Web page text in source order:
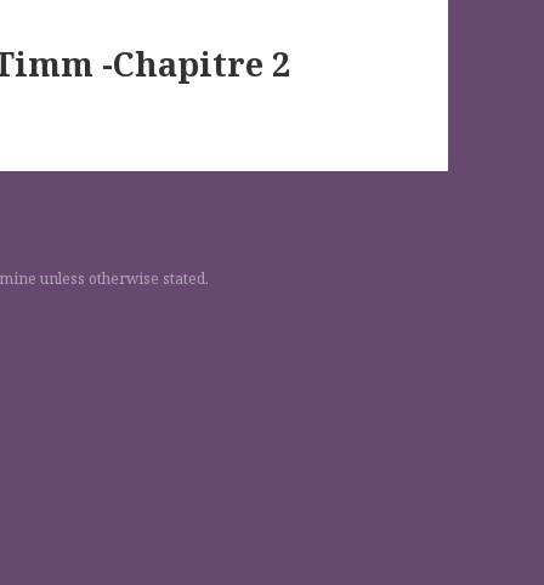
-Chapitre 2
unless otherwise stated.